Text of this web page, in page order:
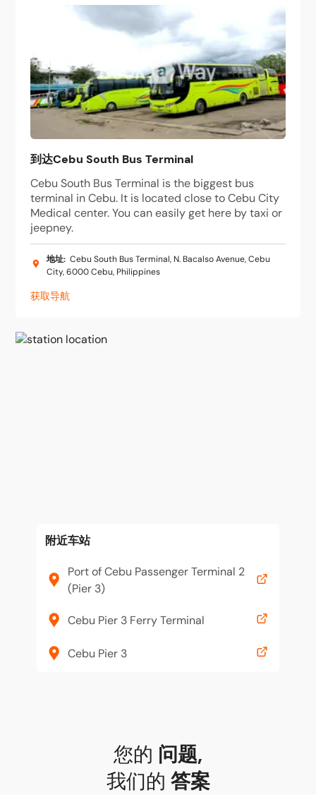
到达Cebu South Bus Terminal
Cebu South Bus Terminal is the biggest bus
terminal in Cebu. It is located close to Cebu City
Medical center. You can easily get here by taxi or
jeepney.
地址: Cebu South Bus Terminal, N. Bacalso Avenue, Cebu
City, 6000 Cebu, Philippines
获取导航
附近车站
Port of Cebu Passenger Terminal 2
(Pier 3)
Cebu Pier 3 Ferry Terminal
Cebu Pier 3
您的 问题,
我们的 答案